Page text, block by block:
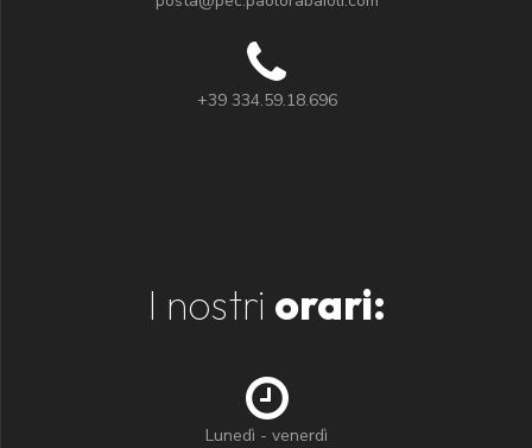
+39 334.59.18.696
I nostri orari:
Lunedì - venerdì